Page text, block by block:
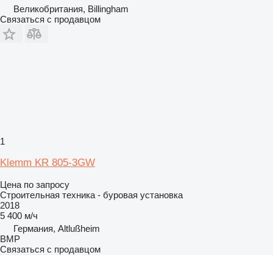
Великобритания, Billingham
Связаться с продавцом
1
Klemm KR 805-3GW
Цена по запросу
Строительная техника - буровая установка
2018
5 400 м/ч
Германия, Altlußheim
BMP
Связаться с продавцом